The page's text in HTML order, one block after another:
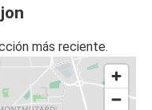
más reciente.